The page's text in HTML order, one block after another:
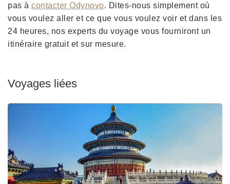
pas à contacter Odynovo. Dites-nous simplement où
vous voulez aller et ce que vous voulez voir et dans les
24 heures, nos experts du voyage vous fourniront un
itinéraire gratuit et sur mesure.
Voyages liées